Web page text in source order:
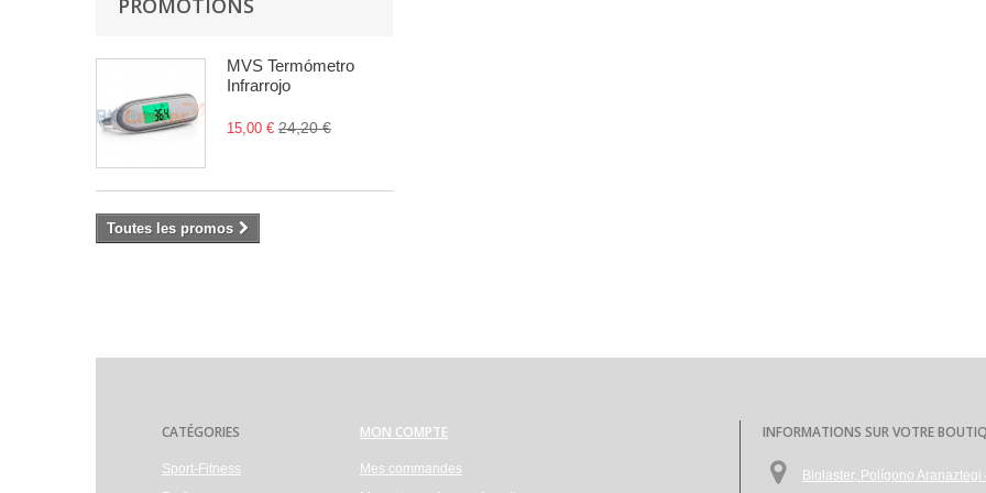
PROMOTIONS
MVS Termómetro
Infrarrojo
15,00 € 24,20 €
Toutes les promos
CATÉGORIES
Sport-Fitness
MON COMPTE
Mes commandes
INFORMATIONS SUR VOTRE
Biolaster, Polígono Aranaztegi